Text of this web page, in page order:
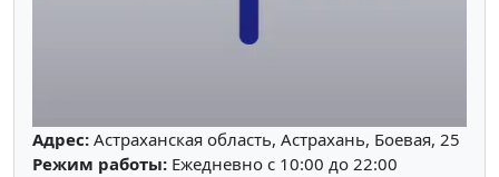
Адрес: Астраханская область, Астрахань, Боевая, 25
Режим работы: Ежедневно с 10:00 до 22:00